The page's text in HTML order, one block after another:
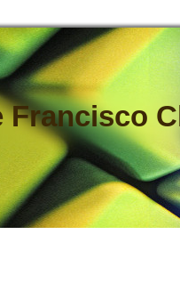
Francisco